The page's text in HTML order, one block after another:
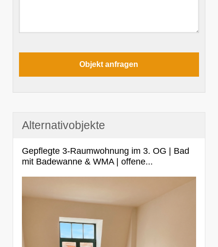
Alternativobjekte
Gepflegte 3-Raumwohnung im 3. OG | Bad
mit Badewanne & WMA | offene...